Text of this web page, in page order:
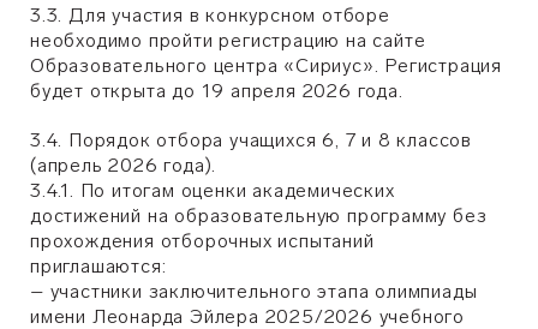
3.3. Для участия в конкурсном отборе
необходимо пройти регистрацию на сайте
Образовательного центра «Сириус». Регистрация
будет открыта до 19 апреля 2026 года.
3.4. Порядок отбора учащихся 6, 7 и 8 классов
(апрель 2026 года).
3.4.1. По итогам оценки академических
достижений на образовательную программу без
прохождения отборочных испытаний
приглашаются:
– участники заключительного этапа олимпиады
имени Леонарда Эйлера 2025/2026 учебного